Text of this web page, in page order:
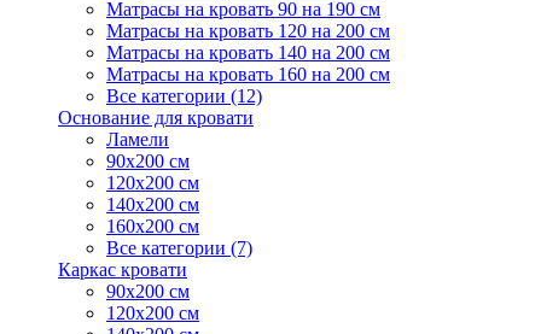
Матрасы на кровать 90 на 190 см
Матрасы на кровать 120 на 200 см
Матрасы на кровать 140 на 200 см
Матрасы на кровать 160 на 200 см
Все категории (12)
Основание для кровати
Ламели
90х200 см
120х200 см
140х200 см
160х200 см
Все категории (7)
Каркас кровати
90х200 см
120х200 см